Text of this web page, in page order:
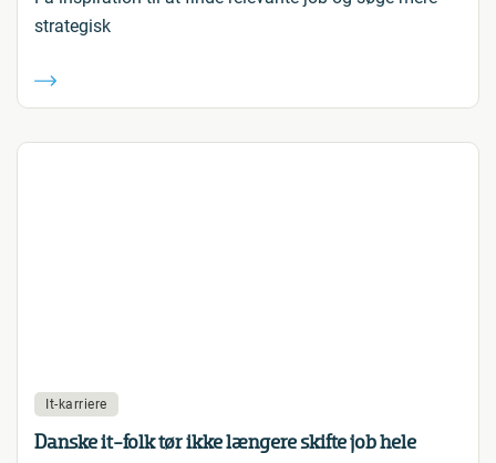
strategisk
It-karriere
Danske it-folk tør ikke længere skifte job hele